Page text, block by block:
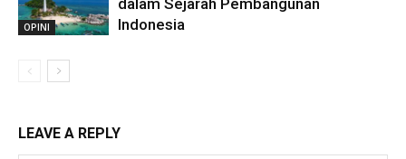
OPINI
dalam Sejarah Pembangunan
Indonesia
LEAVE A REPLY